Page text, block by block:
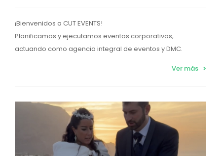
¡Bienvenidos a CUT EVENTS!
Planificamos y ejecutamos eventos corporativos,
actuando como agencia integral de eventos y DMC.
Ver más